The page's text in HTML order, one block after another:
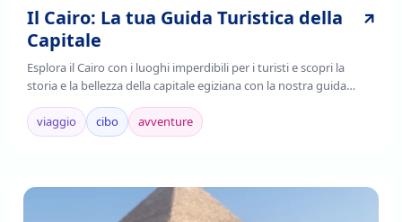
Il Cairo: La tua Guida Turistica della
Capitale
Esplora il Cairo con i luoghi imperdibili per i turisti e scopri la
storia e la bellezza della capitale egiziana con la nostra guida
completa. Leggi ora!
viaggio
cibo avventure